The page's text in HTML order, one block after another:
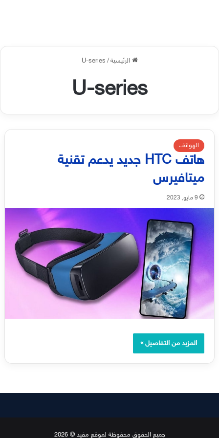
الرئيسية /
U-series
U-series
الهواتف
هاتف HTC جديد يدعم تقنية
ميتافيرس
9 مايو, 2023
المزيد من التفاصيل »
جميع الحقوق محفوظة لموقع مفيد © 2026